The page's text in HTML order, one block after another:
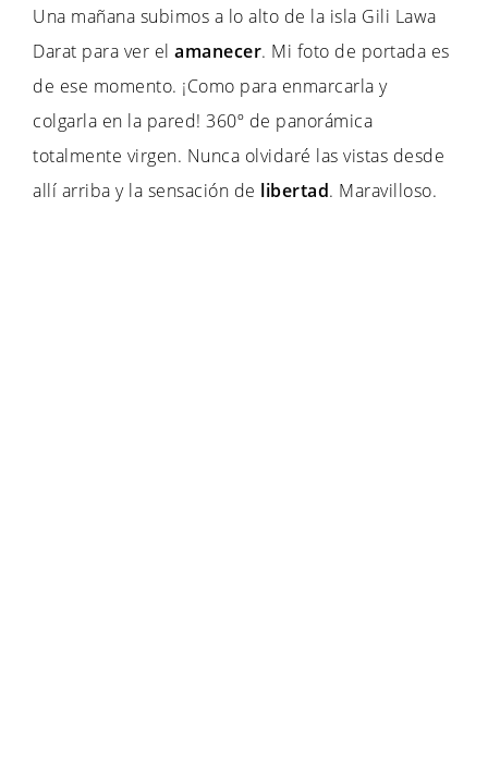
Una mañana subimos a lo alto de la isla Gili Lawa
Darat para ver el amanecer. Mi foto de portada es
de ese momento. ¡Como para enmarcarla y
colgarla en la pared! 360º de panorámica
totalmente virgen. Nunca olvidaré las vistas desde
allí arriba y la sensación de libertad. Maravilloso.